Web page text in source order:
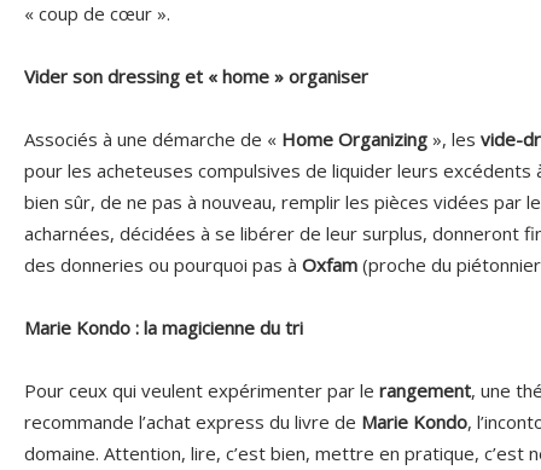
« coup de cœur ».
Vider son dressing et « home » organiser
Associés à une démarche de « Home Organizing », les vide-
pour les acheteuses compulsives de liquider leurs excédents
bien sûr, de ne pas à nouveau, remplir les pièces vidées par
acharnées, décidées à se libérer de leur surplus, donneront
des donneries ou pourquoi pas à Oxfam (proche du
Marie Kondo : la magicienne du tri
Pour ceux qui veulent expérimenter par le rangement, une
recommande l’achat express du livre de Marie Kondo,
domaine. Attention, lire, c’est bien, mettre en pratique, c’est